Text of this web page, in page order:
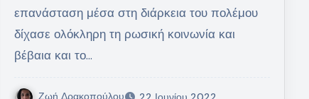
επανάσταση μέσα στη διάρκεια του πολέμου
δίχασε ολόκληρη τη ρωσική κοινωνία και
βέβαια και το…
Ζωή Δρακοπούλου